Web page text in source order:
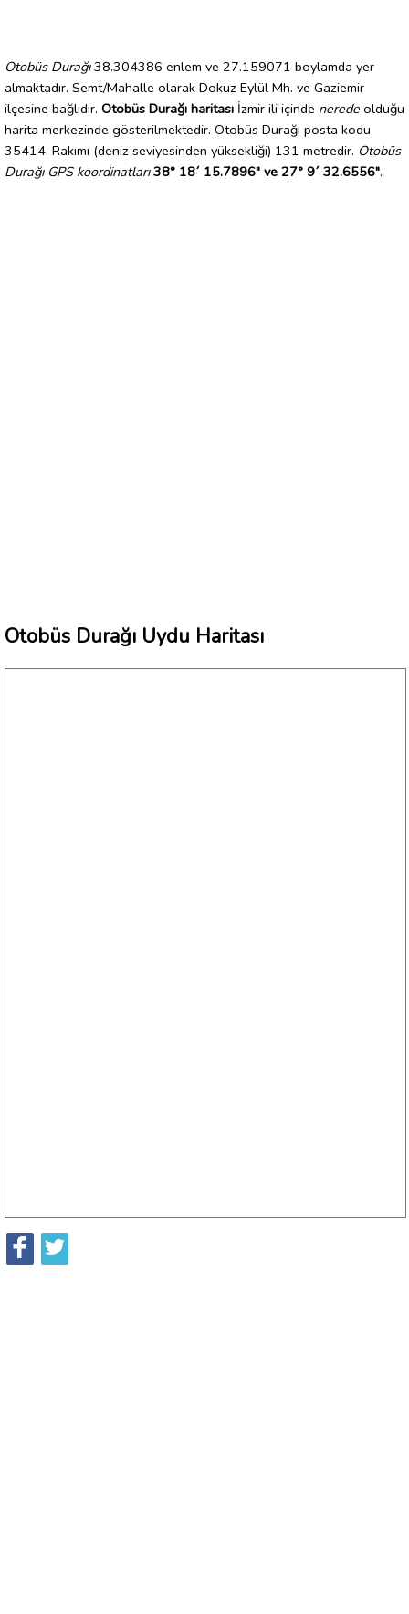
Otobüs Durağı38.304386 enlem ve 27.159071 boylamda yer
almaktadır. Semt/Mahalle olarak Dokuz Eylül Mh. ve Gaziemir
ilçesine bağlıdır. Otobüs Durağı haritası İzmir ili içinde nerede olduğu
harita merkezinde gösterilmektedir. Otobüs Durağı posta kodu
35414. Rakımı (deniz seviyesinden yüksekliği) 131 metredir. Otobüs
Durağı GPS koordinatları 38° 18´ 15.7896" ve 27° 9´ 32.6556".
Otobüs Durağı Uydu Haritası